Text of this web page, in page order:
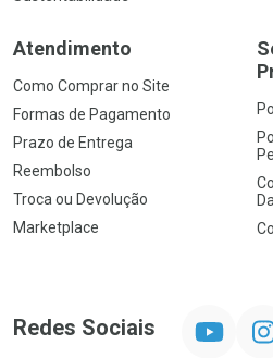
Atendimento
Como Comprar no Site
Formas de Pagamento
Prazo de Entrega
Reembolso
Troca ou Devolução
Marketplace
Redes Sociais